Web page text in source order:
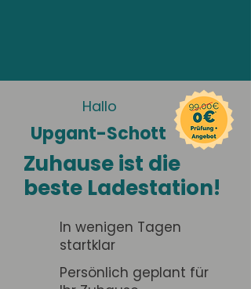
Hallo
Upgant-Schott
Zuhause ist die
beste Ladestation!
In wenigen Tagen
startklar
Persönlich geplant für